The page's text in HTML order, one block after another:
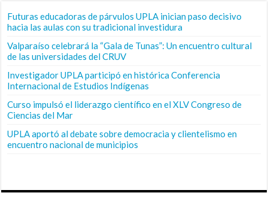
Futuras educadoras de párvulos UPLA inician paso decisivo
hacia las aulas con su tradicional investidura
Valparaíso celebrará la “Gala de Tunas”: Un encuentro cultural
de las universidades del CRUV
Investigador UPLA participó en histórica Conferencia
Internacional de Estudios Indígenas
Curso impulsó el liderazgo científico en el XLV Congreso de
Ciencias del Mar
UPLA aportó al debate sobre democracia y clientelismo en
encuentro nacional de municipios